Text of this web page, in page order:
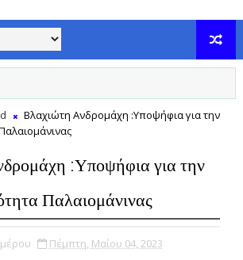
Βλαχιώτη Ανδρομάχη :Υποψήφια για την
:Υποψήφια για την
Παλαιομάνινας
Πέμπτη, Μαΐου 04, 2023